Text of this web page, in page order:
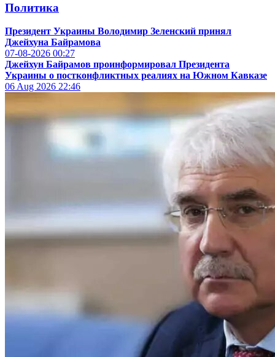
Политика
Президент Украины Володимир Зеленский принял
Джейхуна Байрамова
07-08-2026 00:27
Джейхун Байрамов проинформировал Президента
Украины о постконфликтных реалиях на Южном Кавказе
06 Aug 2026 22:46